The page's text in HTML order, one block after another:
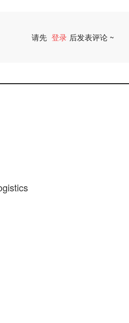
请先 登录 后发表评论 ~